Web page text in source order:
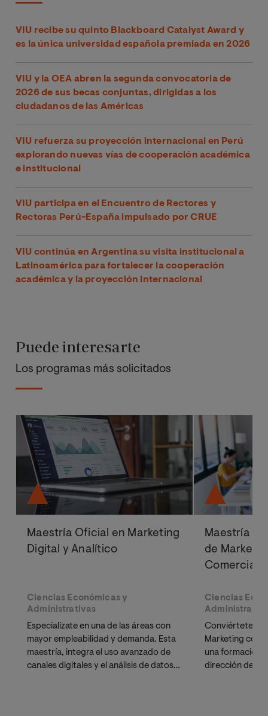
VIU recibe su quinto Blackboard Catalyst Award y
es la única universidad española premiada en 2026
VIU y la OEA abren la segunda convocatoria de
2026 de sus becas conjuntas, dirigidas a los
ciudadanos de las Américas
VIU refuerza su proyección internacional en Perú
explorando nuevas vías de cooperación académica
e institucional
VIU participa en el Encuentro de Rectores y
Rectoras Perú-España impulsado por CRUE
VIU continúa en Argentina su visita institucional a
Latinoamérica para fortalecer la cooperación
académica y la proyección internacional
Puede interesarte
Los programas más solicitados
Maestría Oficial en Marketing
Digital y Analítico
Ciencias Económicas y
Administrativas
Especialízate en una de las áreas con
mayor empleabilidad y demanda. Esta
maestría, integra el uso avanzado de
canales digitales y el análisis de datos
Maestría
de
Comercial
Ciencias
Conviértete en
Marketing con
una formación
dirección de